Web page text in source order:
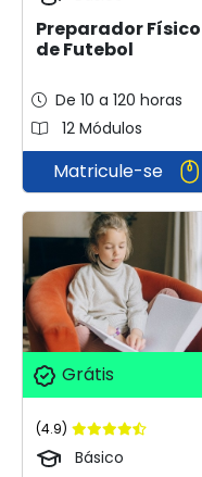
Preparador Físico
de Futebol
De 10 a 120 horas
12 Módulos
Matricule-se
Grátis
(4.9)
Básico